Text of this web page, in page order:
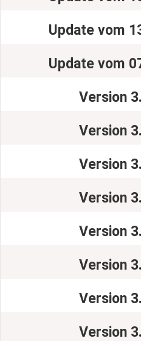
Update vom
Update vom
Version
Version
Version
Version
Version
Version
Version
Version